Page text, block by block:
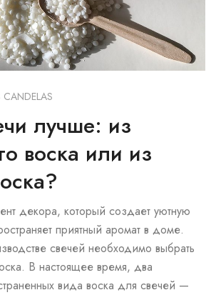
CANDELAS
лучше: из
воска или из
декора, который создает уютную
приятный аромат в доме.
свечей необходимо выбрать
В настоящее время, два
вида воска для свечей —